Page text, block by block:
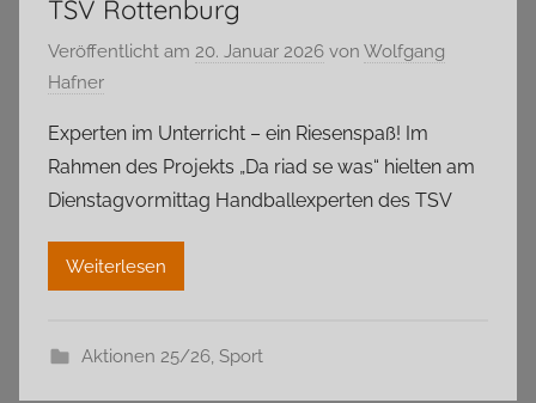
TSV Rottenburg
Veröffentlicht am 20. Januar 2026 von Wolfgang
Hafner
Experten im Unterricht – ein Riesenspaß! Im
Rahmen des Projekts „Da riad se was“ hielten am
Dienstagvormittag Handballexperten des TSV
Weiterlesen
Aktionen 25/26, Sport